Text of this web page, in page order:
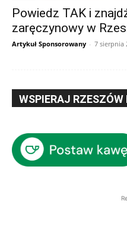
Powiedz TAK i
zaręczynowy w
Artykuł Sponsorowany - 7 sierpnia
WSPIERAJ RZESZÓW